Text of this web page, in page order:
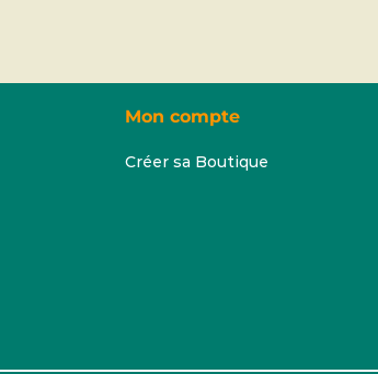
Mon compte
Créer sa Boutique